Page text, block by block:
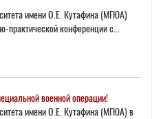
имени О.Е. Кутафина (МГЮА)
практической конференции с...
военной операции!
имени О.Е. Кутафина (МГЮА) в